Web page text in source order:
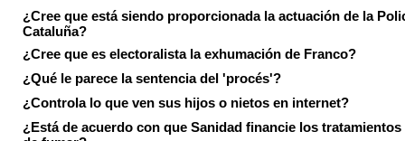
¿Cree que está siendo proporcionada la actuación de la
Cataluña?
¿Cree que es electoralista la exhumación de Franco?
¿Qué le parece la sentencia del 'procés'?
¿Controla lo que ven sus hijos o nietos en internet?
¿Está de acuerdo con que Sanidad financie los tratamientos